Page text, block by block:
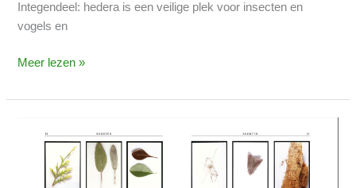
Integendeel: hedera is een veilige plek voor insecten en
vogels en
Meer lezen »
Encyclopedie